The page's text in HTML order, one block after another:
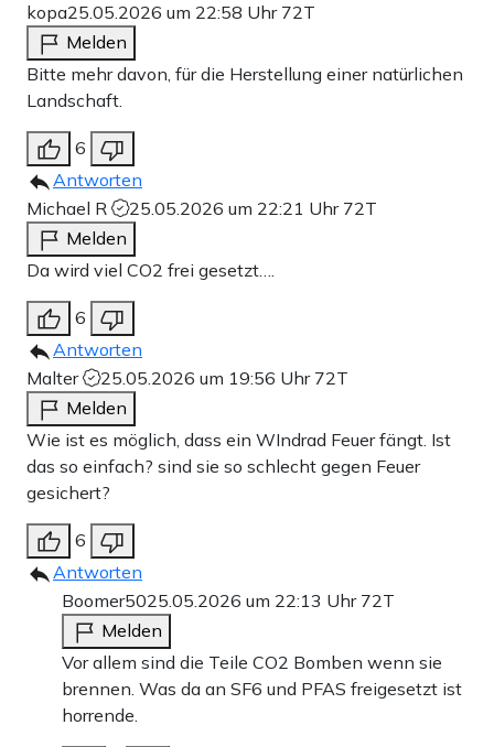
kopa25.05.2026 um 22:58 Uhr 72T
Melden
Bitte mehr davon, für die Herstellung einer natürlichen
Landschaft.
6
Antworten
Michael R
25.05.2026 um 22:21 Uhr 72T
Melden
Da wird viel CO2 frei gesetzt….
6
Antworten
Malter
25.05.2026 um 19:56 Uhr 72T
Melden
Wie ist es möglich, dass ein WIndrad Feuer fängt. Ist
das so einfach? sind sie so schlecht gegen Feuer
gesichert?
6
Antworten
Boomer5025.05.2026 um 22:13 Uhr 72T
Melden
Vor allem sind die Teile CO2 Bomben wenn sie
brennen. Was da an SF6 und PFAS freigesetzt ist
horrende.